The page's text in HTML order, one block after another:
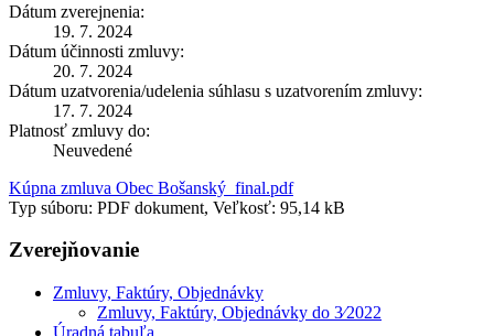
Dátum zverejnenia:
19. 7. 2024
Dátum účinnosti zmluvy:
20. 7. 2024
Dátum uzatvorenia/udelenia súhlasu s uzatvorením zmluvy:
17. 7. 2024
Platnosť zmluvy do:
Neuvedené
Kúpna zmluva Obec Bošanský_final.pdf
Typ súboru: PDF dokument, Veľkosť: 95,14 kB
Zverejňovanie
Zmluvy, Faktúry, Objednávky
Zmluvy, Faktúry, Objednávky do 3⁄2022